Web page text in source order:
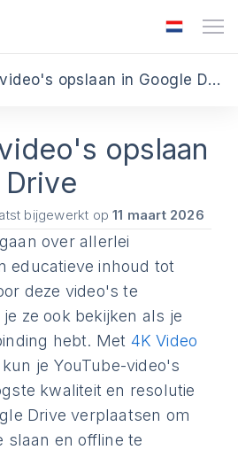
YouTube-video's opslaan in Google Drive
opslaan
bijgewerkt op11 maart 2026
over allerlei
educatieve inhoud tot
deze video's te
ze ook bekijken als je
hebt. Met 4K Video
kun je YouTube-video's
kwaliteit en resolutie
Drive verplaatsen om
slaan en offline te